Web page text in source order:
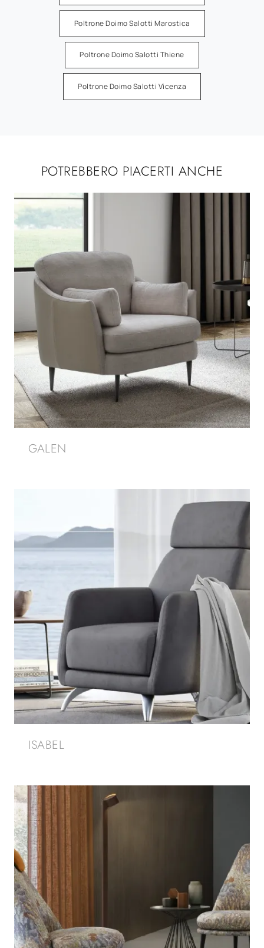
Poltrone Doimo Salotti Marostica
Poltrone Doimo Salotti Thiene
Poltrone Doimo Salotti Vicenza
POTREBBERO PIACERTI ANCHE
GALEN
ISABEL